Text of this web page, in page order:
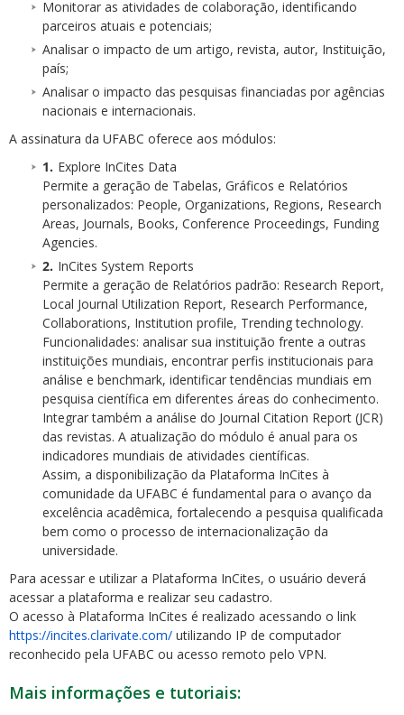
Monitorar as atividades de colaboração, identificando
parceiros atuais e potenciais;
Analisar o impacto de um artigo, revista, autor, Instituição,
país;
Analisar o impacto das pesquisas financiadas por agências
nacionais e internacionais.
A assinatura da UFABC oferece aos módulos:
Explore InCites Data
Permite a geração de Tabelas, Gráficos e Relatórios
personalizados: People, Organizations, Regions, Research
Areas, Journals, Books, Conference Proceedings, Funding
Agencies.
InCites System Reports
Permite a geração de Relatórios padrão: Research Report,
Local Journal Utilization Report, Research Performance,
Collaborations, Institution profile, Trending technology.
Funcionalidades: analisar sua instituição frente a outras
instituições mundiais, encontrar perfis institucionais para
análise e benchmark, identificar tendências mundiais em
pesquisa científica em diferentes áreas do conhecimento.
Integrar também a análise do Journal Citation Report (JCR)
das revistas. A atualização do módulo é anual para os
indicadores mundiais de atividades científicas.
Assim, a disponibilização da Plataforma InCites à
comunidade da UFABC é fundamental para o avanço da
excelência acadêmica, fortalecendo a pesquisa qualificada
bem como o processo de internacionalização da
universidade.
Para acessar e utilizar a Plataforma InCites, o usuário deverá
acessar a plataforma e realizar seu cadastro.
O acesso à Plataforma InCites é realizado acessando o link
https://incites.clarivate.com/ utilizando IP de computador
reconhecido pela UFABC ou acesso remoto pelo VPN.
Mais informações e tutoriais: